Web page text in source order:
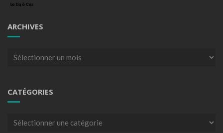
ARCHIVES
Archives
CATÉGORIES
Catégories